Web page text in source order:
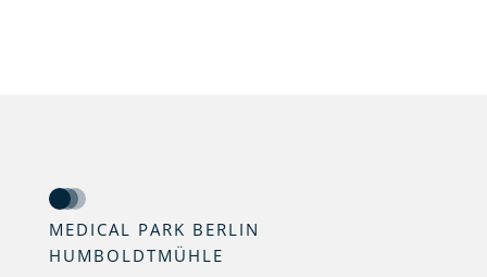
MEDICAL PARK BERLIN
HUMBOLDTMÜHLE